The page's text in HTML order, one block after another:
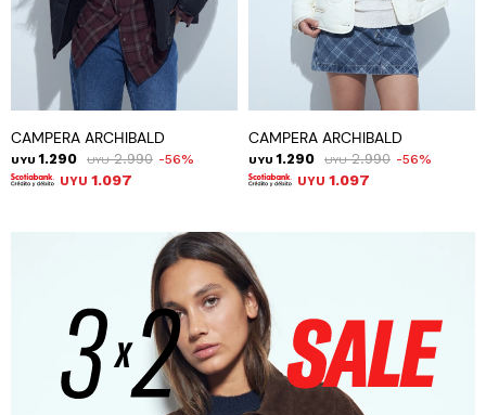
CAMPERA ARCHIBALD
UYU 1.290 UYU 2.990 56
UYU 1.097
CAMPERA ARCHIBALD
UYU 1.290 UYU 2.990 56
UYU 1.097